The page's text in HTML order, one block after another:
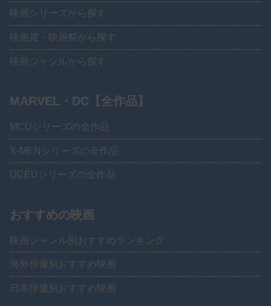
映画シリーズから探す
映画賞・映画祭から探す
映画ジャンルから探す
MARVEL・DC【全作品】
MCUシリーズの全作品
X-MENシリーズの全作品
DCEUシリーズの全作品
おすすめの映画
映画ジャンル別おすすめランキング
海外俳優別おすすめ映画
日本俳優別おすすめ映画